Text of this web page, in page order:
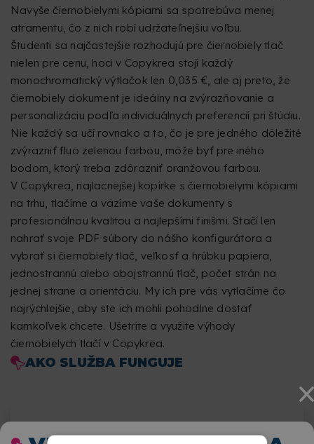
Navyše čiernobielymi kópiami sa spotrebúva menej
atramentu, čo z nich robí udržateľnejšiu voľbu.
Študenti sa najčastejšie rozhodujú pre čiernobiely tlač
nielen pre cenu, hoci v Copykrea stojí každý
monochromatický výtlačok len 0,035 €, ale aj preto, že
čiernobiely dokument je ideálny na zvýrazňovanie a
personalizáciu podľa individuálnych preferencií pri štúdiu.
Nie každý sa učí rovnako a to, čo je pre jedného dôležité
zvýrazniť fluo zelenou farbou, môže byť pre iného
bodom, ktorý treba zdôrazniť oranžovou farbou.
V Copykrea, najlacnejšej kopírke s čiernobielymi kópiami
na trhu, tlačíme a väzíme vaše dokumenty s
profesionálnou kvalitou a najlepšími finišmi. Stačí len
nahrať svoje PDF súbory do nášho konfigurátora a
vybrať si čiernobiely tlač, veľkosť a hrúbku papiera,
jednostrannú alebo obojstrannú tlač, počet strán na
jednej strane a orientáciu. My ich pre vás vytlačíme čo
najrýchlejšie, aby ste ich mohli pohodlne dostať
kamkoľvek chcete. Ušetrite a využite výhody
čiernobielych tlačí v Copykrea.
AKO SLUŽBA FUNGUJE